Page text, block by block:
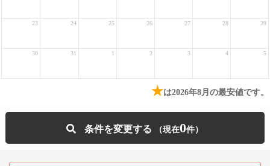
23 24 25 26 27 28 29
30 31 1 2 3 4 5
★は2026年8月の最安値です。
条件を変更する 0